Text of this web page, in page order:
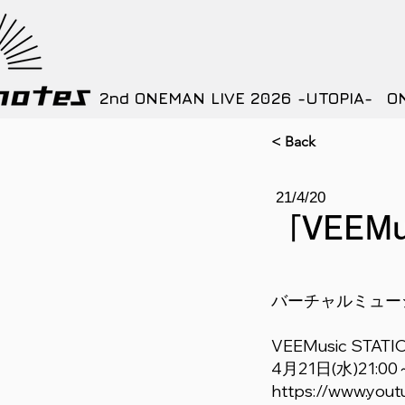
2nd ONEMAN LIVE 2026 -UTOPIA-
< Back
「
21/4/20
バーチャルミュ
VEEMusic
4月21日(水)21:00
https://